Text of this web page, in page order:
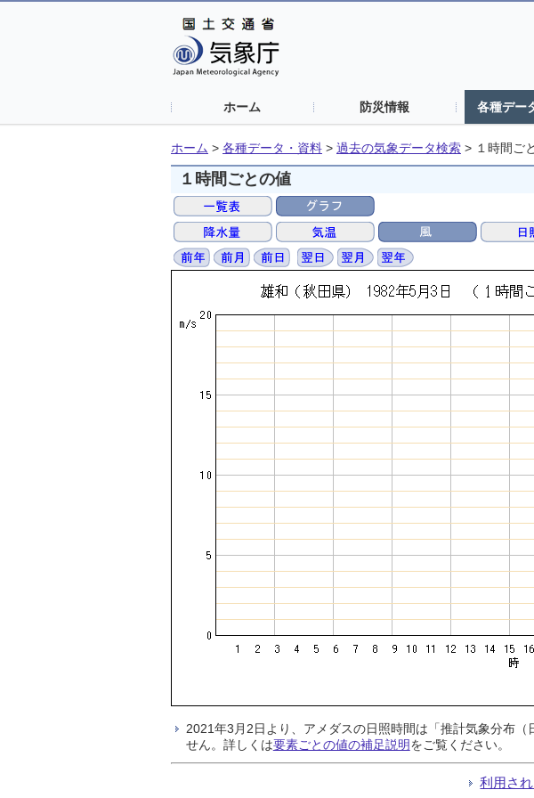
ホーム 防災情報 各種デー
ホーム > 各種データ・資料 > 過去の気象データ検索 > １時間ご
１時間ごとの値
2021年3月2日より、アメダスの日照時間は「推計気象分布
せん。詳しくは要素ごとの値の補足説明をご覧ください。
利用さ